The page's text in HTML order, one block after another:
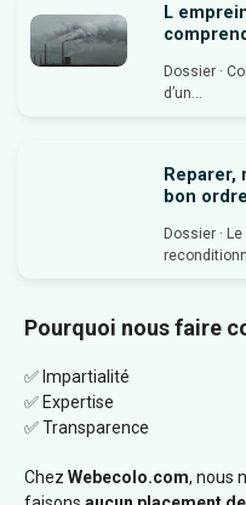
L
Dossier ·
d’un...
bon
Dossier ·
Pourquoi nous faire
✅ Impartialité
✅ Expertise
✅ Transparence
Chez Webecolo.com, nous